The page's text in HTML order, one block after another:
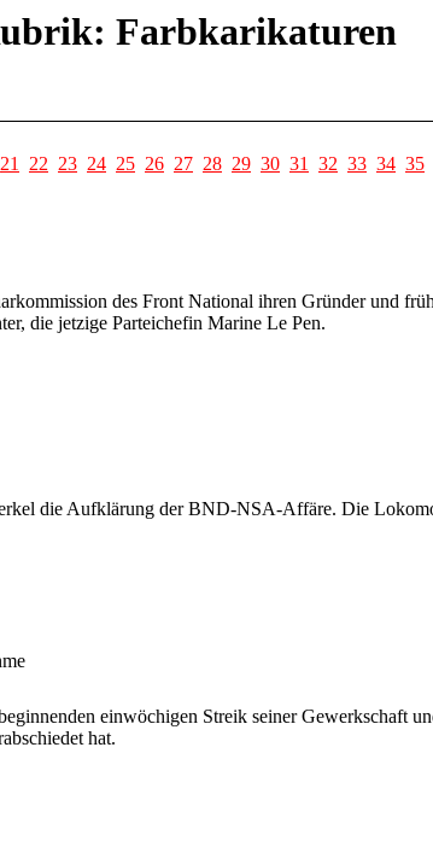
Farbkarikaturen
21 22 23 24 25 26 27 28 29 30 31 32 33 34 35
des Front National ihren Gründer und
die jetzige Parteichefin Marine Le Pen.
die Aufklärung der BND-NSA-Affäre. Die
einwöchigen Streik seiner Gewerkschaft
hat.